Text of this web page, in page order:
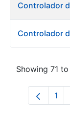
Controlador
Controlador
Showing 71
1